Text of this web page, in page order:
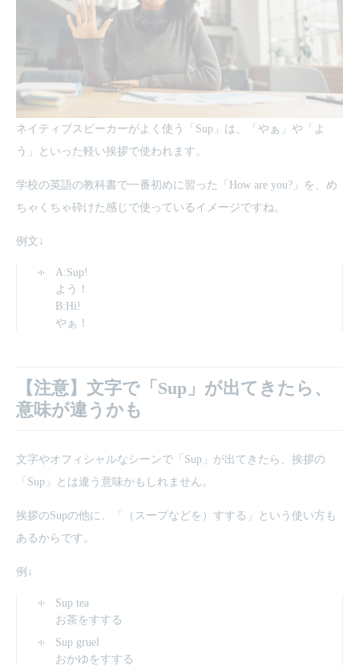
ネイティブスピーカーがよく使う「Sup」は、「やぁ」や「よ
う」といった軽い挨拶で使われます。
学校の英語の教科書で一番初めに習った「How are you?」を、め
ちゃくちゃ砕けた感じで使っているイメージですね。
例文↓
A:Sup!
よう！
B:Hi!
やぁ！
【注意】文字で「Sup」が出てきたら、
意味が違うかも
文字やオフィシャルなシーンで「Sup」が出てきたら、挨拶の
「Sup」とは違う意味かもしれません。
挨拶のSupの他に、「（スープなどを）すする」という使い方も
あるからです。
例↓
Sup tea
お茶をすする
Sup gruel
おかゆをすする